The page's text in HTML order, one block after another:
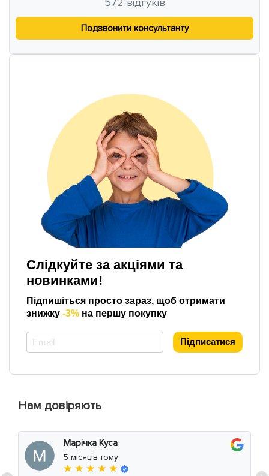
Подзвонити консультанту
Слідкуйте за акціями та
новинками!
Підпишіться просто зараз, щоб отримати
знижку -3% на першу покупку
Підписатися
Нам довіряють
Марічка Куса
5 місяців тому
★ ★ ★ ★ ★